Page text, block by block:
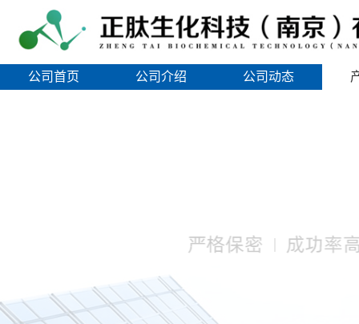
公司首页 公司介绍 公司动态